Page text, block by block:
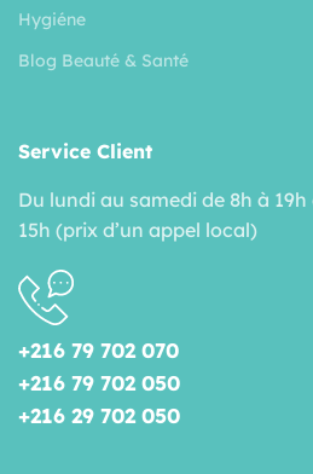
Hygiéne
Blog Beauté & Santé
Service Client
Du lundi au samedi de 8h à
15h (prix d’un appel local)
+216 79 702 070
+216 79 702 050
+216 29 702 050